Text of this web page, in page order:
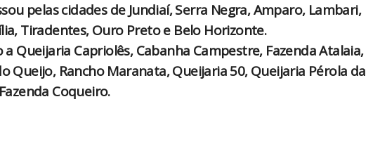
pelas cidades de Jundiaí, Serra Negra, Amparo, Lambari,
Tiradentes, Ouro Preto e Belo Horizonte.
Queijaria Capriolês, Cabanha Campestre, Fazenda Atalaia,
Queijo, Rancho Maranata, Queijaria 50, Queijaria Pérola da
Coqueiro.